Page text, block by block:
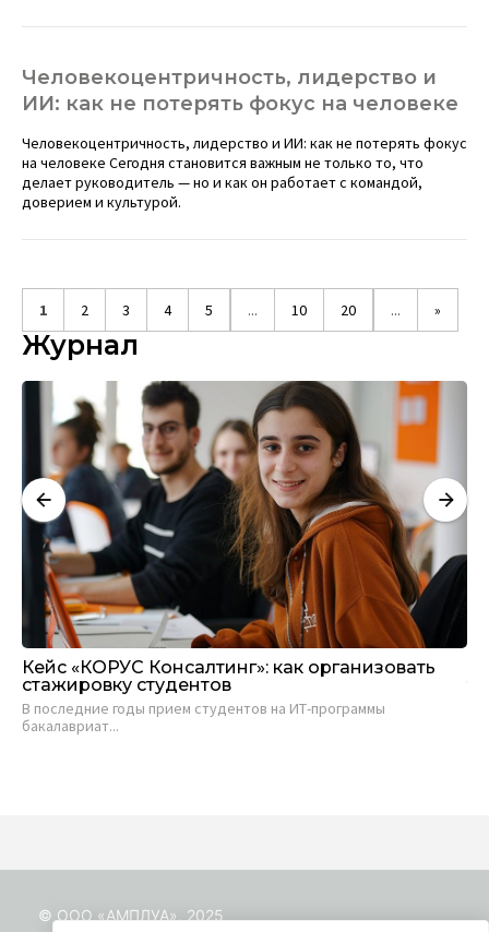
Человекоцентричность, лидерство и
ИИ: как не потерять фокус на человеке
Человекоцентричность, лидерство и ИИ: как не потерять фокус
на человеке Сегодня становится важным не только то, что
делает руководитель — но и как он работает с командой,
доверием и культурой.
1 2 3 4 5 ... 10 20 ... »
Журнал
Кейс «КОРУС Консалтинг»: как организовать
стажировку студентов
В последние годы прием студентов на ИТ-программы
бакалавриат...
© ООО «АМПЛУА», 2025